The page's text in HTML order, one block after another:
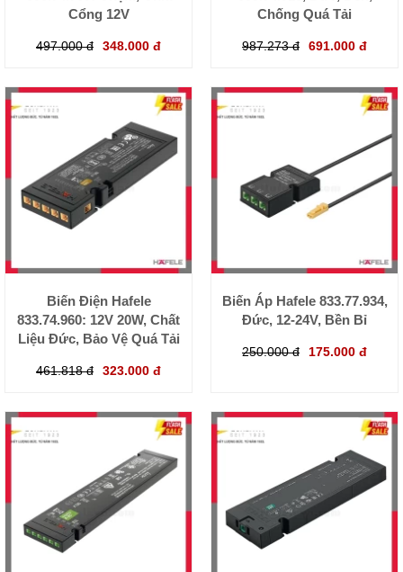
Cổng 12V
497.000 đ 348.000 đ
Chống Quá Tải
987.273 đ 691.000 đ
Biến Điện Hafele
833.74.960: 12V 20W, Chất
Liệu Đức, Bảo Vệ Quá Tải
461.818 đ 323.000 đ
Biến Áp Hafele 833.77.934,
Đức, 12-24V, Bền Bỉ
250.000 đ 175.000 đ